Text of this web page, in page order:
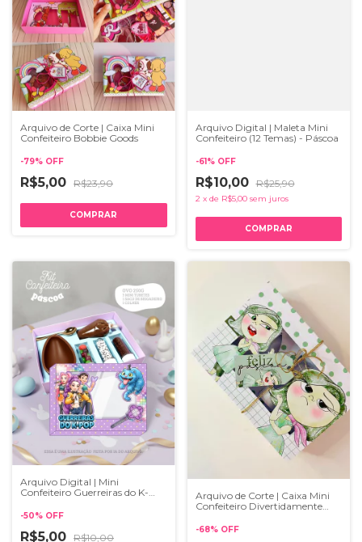
Arquivo de Corte | Caixa Mini
Confeiteiro Bobbie Goods
-79% OFF
R$5,00 R$23,90
Arquivo Digital | Maleta Mini
Confeiteiro (12 Temas) - Páscoa
-61 % OFF
R$10,00 R$25,90
2 x de R$5,00 sem juros
Arquivo Digital | Mini
Confeiteiro Guerreiras do K-
-50% OFF
R$5,00 R$10,00
Arquivo de Corte | Caixa Mini
Confeiteiro Divertidamente
-68% OFF